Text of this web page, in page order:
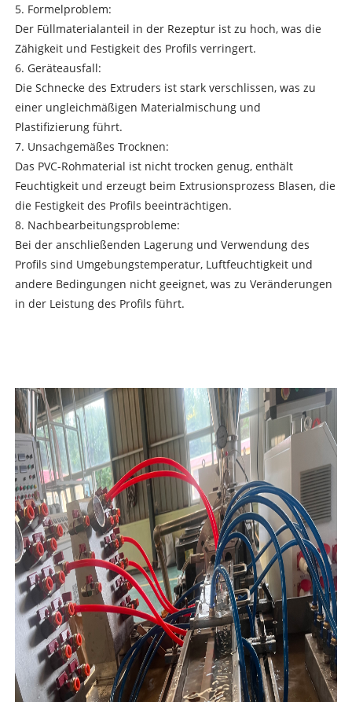
5. Formelproblem:
Der Füllmaterialanteil in der Rezeptur ist zu hoch, was die
Zähigkeit und Festigkeit des Profils verringert.
6. Geräteausfall:
Die Schnecke des Extruders ist stark verschlissen, was zu
einer ungleichmäßigen Materialmischung und
Plastifizierung führt.
7. Unsachgemäßes Trocknen:
Das PVC-Rohmaterial ist nicht trocken genug, enthält
Feuchtigkeit und erzeugt beim Extrusionsprozess Blasen, die
die Festigkeit des Profils beeinträchtigen.
8. Nachbearbeitungsprobleme:
Bei der anschließenden Lagerung und Verwendung des
Profils sind Umgebungstemperatur, Luftfeuchtigkeit und
andere Bedingungen nicht geeignet, was zu Veränderungen
in der Leistung des Profils führt.